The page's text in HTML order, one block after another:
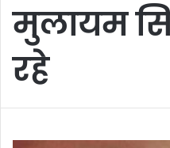
मुलायम
रहे